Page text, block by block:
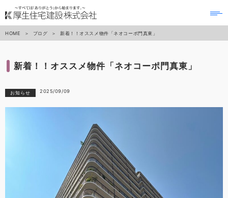
HOME ブログ 新着！！オススメ物件「ネオコーポ門真東」
新着！！オススメ物件「ネオコーポ門真東」
お知らせ 2025/09/09